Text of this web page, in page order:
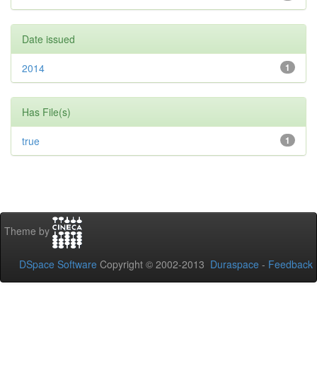
Date issued
1
2014
Has File(s)
1
true
Theme by
DSpace Software Copyright © 2002-2013 Duraspace - Feedback